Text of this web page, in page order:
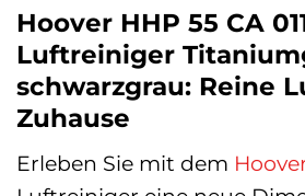
Hoover HHP 55 CA
Luftreiniger
schwarzgrau: Reine
Zuhause
Erleben Sie mit dem